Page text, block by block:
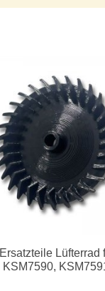
Lüfterrad
KSM7590,